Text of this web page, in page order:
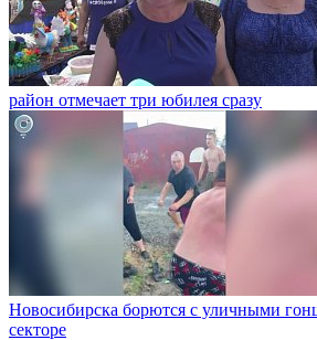
район отмечает три юбилея сразу
Новосибирска борются с уличными
секторе